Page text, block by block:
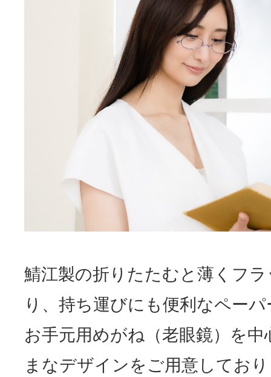
鯖江製の折りたたむと薄くフ
り、持ち運びにも便利なペー
お手元用めがね（老眼鏡）を中
まなデザインをご用意してお